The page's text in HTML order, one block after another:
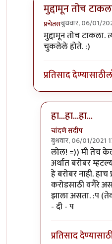
मुद्दामून तोच
प्रचेतसबुधवार, 06/01/
In reply toजुन्या
मुद्दामून तोच टाकला.
चुकलेले होते. :)
प्रतिसाद देण्यासाठी
हा...हा...हा...
चांदणे संदीप
बुधवार, 06/01/2021
In reply to
लोल! =)) मी तेच
अर्थात बरोबर
हे बरोबर नाही. हाच
करोडसाठी वगैरे
झाला असता. :प
- दी - प
प्रतिसाद